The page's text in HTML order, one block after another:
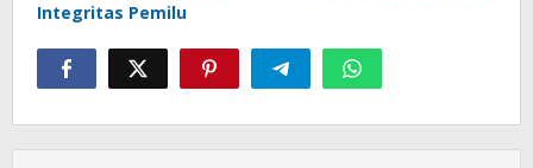
Integritas Pemilu